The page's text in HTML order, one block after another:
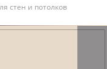
стен и потолков